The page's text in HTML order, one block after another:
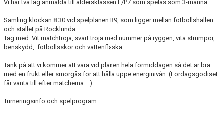
Vi har två lag anmälda till åldersklassen F/P7 som spelas som 3-manna.
Samling klockan 8:30 vid spelplanen R9, som ligger mellan fotbollshallen
och stallet på Rocklunda.
Tag med: Vit matchtröja, svart tröja med nummer på ryggen, vita strumpor,
benskydd, fotbollsskor och vattenflaska.
Tänk på att vi kommer att vara vid planen hela förmiddagen så det är bra
med en frukt eller smörgås för att hålla uppe energinivån. (Lördagsgodiset
får vänta till efter matcherna....)
Turneringsinfo och spelprogram: